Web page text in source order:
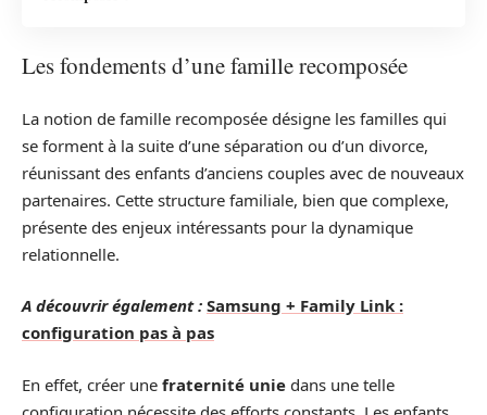
Les fondements d’une famille recomposée
La notion de famille recomposée désigne les familles qui
se forment à la suite d’une séparation ou d’un divorce,
réunissant des enfants d’anciens couples avec de nouveaux
partenaires. Cette structure familiale, bien que complexe,
présente des enjeux intéressants pour la dynamique
relationnelle.
A découvrir également : Samsung + Family Link :
configuration pas à pas
En effet, créer une fraternité unie dans une telle